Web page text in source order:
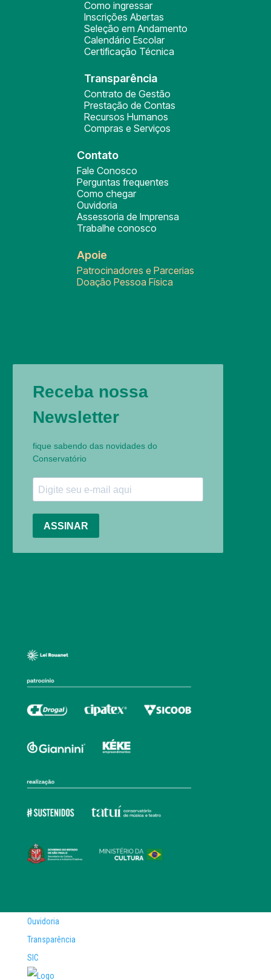
Como ingressar
Inscrições Abertas
Seleção em Andamento
Calendário Escolar
Certificação Técnica
Transparência
Contrato de Gestão
Prestação de Contas
Recursos Humanos
Compras e Serviços
Contato
Fale Conosco
Perguntas frequentes
Como chegar
Ouvidoria
Assessoria de Imprensa
Trabalhe conosco
Apoie
Patrocinadores e Parcerias
Doação Pessoa Física
Ouvidoria
Transparência
SIC